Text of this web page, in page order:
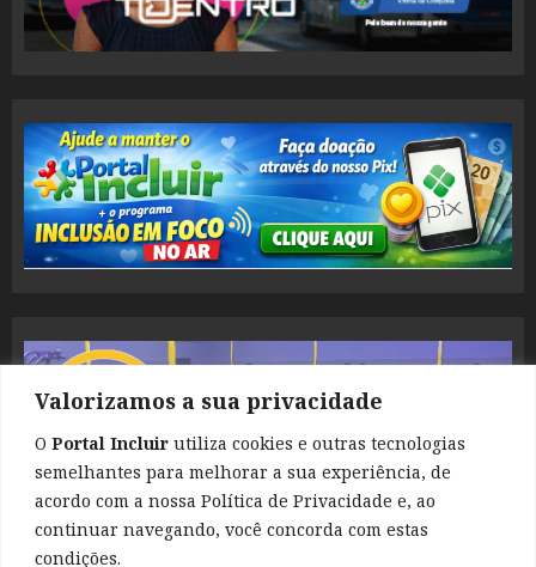
Valorizamos a sua privacidade
O Portal Incluir utiliza cookies e outras tecnologias
semelhantes para melhorar a sua experiência, de
acordo com a nossa Política de Privacidade e, ao
continuar navegando, você concorda com estas
condições.